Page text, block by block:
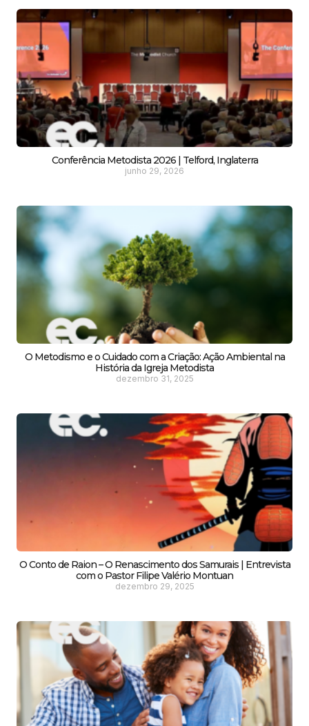
Conferência Metodista 2026 | Telford, Inglaterra
junho 29, 2026
O Metodismo e o Cuidado com a Criação: Ação Ambiental na
História da Igreja Metodista
dezembro 31, 2025
O Conto de Raion – O Renascimento dos Samurais | Entrevista
com o Pastor Filipe Valério Montuan
dezembro 29, 2025